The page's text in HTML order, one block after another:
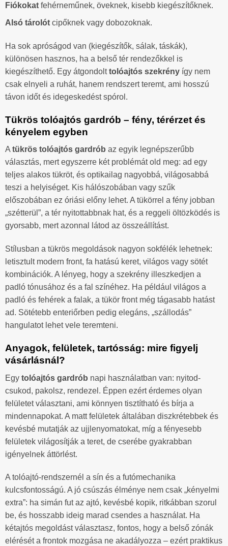
Fiókokat fehérneműnek, öveknek, kisebb kiegészítőknek.
Alsó tárolót cipőknek vagy dobozoknak.
Ha sok apróságod van (kiegészítők, sálak, táskák),
különösen hasznos, ha a belső tér rendezőkkel is
kiegészíthető. Egy átgondolttolóajtós szekrény így nem
csak elnyeli a ruhát, hanem rendszert teremt, ami hosszú
távon időt és idegeskedést spórol.
Tükrös tolóajtós gardrób – fény, térérzet és
kényelem egyben
Atükrös tolóajtós gardrób az egyik legnépszerűbb
választás, mert egyszerre két problémát old meg: ad egy
teljes alakos tükröt, és optikailag nagyobbá, világosabbá
teszi a helyiséget. Kis hálószobában vagy szűk
előszobában ez óriási előny lehet. A tükörrel a fény jobban
„szétterül”, a tér nyitottabbnak hat, és a reggeli öltözködés is
gyorsabb, mert azonnal látod az összeállítást.
Stílusban a tükrös megoldások nagyon sokfélék lehetnek:
letisztult modern front, fa hatású keret, világos vagy sötét
kombinációk. A lényeg, hogy a szekrény illeszkedjen a
padló tónusához és a fal színéhez. Ha például világos a
padló és fehérek a falak, a tükör front még tágasabb hatást
ad. Sötétebb enteriőrben pedig elegáns, „szállodás”
hangulatot lehet vele teremteni.
Anyagok, felületek, tartósság: mire figyelj
vásárlásnál?
Egy tolóajtós gardrób napi használatban van: nyitod-
csukod, pakolsz, rendezel. Éppen ezért érdemes olyan
felületet választani, ami könnyen tisztítható és bírja a
mindennapokat. A matt felületek általában diszkrétebbek és
kevésbé mutatják az ujjlenyomatokat, míg a fényesebb
felületek világosítják a teret, de cserébe gyakrabban
igényelnek áttörlést.
A tolóajtó-rendszernél a sín és a futómechanika
kulcsfontosságú. A jó csúszás élménye nem csak „kényelmi
extra”: ha simán fut az ajtó, kevésbé kopik, ritkábban szorul
be, és hosszabb ideig marad csendes a használat. Ha
kétajtós megoldást választasz, fontos, hogy a belső zónák
elérését a frontok mozgása ne akadályozza – ezért praktikus